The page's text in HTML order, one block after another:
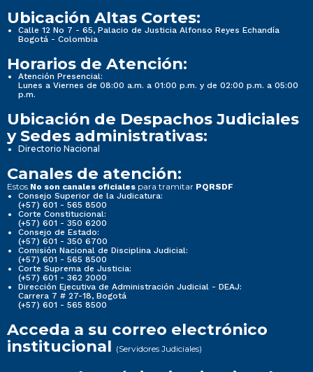
Ubicación Altas Cortes:
Calle 12 No 7 - 65, Palacio de Justicia Alfonso Reyes Echandía
Bogotá - Colombia
Horarios de Atención:
Atención Presencial:
Lunes a Viernes de 08:00 a.m. a 01:00 p.m. y de 02:00 p.m. a 05:00
p.m.
Ubicación de Despachos Judiciales
y Sedes administrativas:
Directorio Nacional
Canales de atención:
Estos No son canales oficiales para tramitar PQRSDF
Consejo Superior de la Judicatura:
(+57) 601 - 565 8500
Corte Constitucional:
(+57) 601 - 350 6200
Consejo de Estado:
(+57) 601 - 350 6700
Comisión Nacional de Disciplina Judicial:
(+57) 601 - 565 8500
Corte Suprema de Justicia:
(+57) 601 - 362 2000
Dirección Ejecutiva de Administración Judicial - DEAJ:
Carrera 7 # 27-18, Bogotá
(+57) 601 - 565 8500
Acceda a su correo electrónico
institucional (Servidores Judiciales)